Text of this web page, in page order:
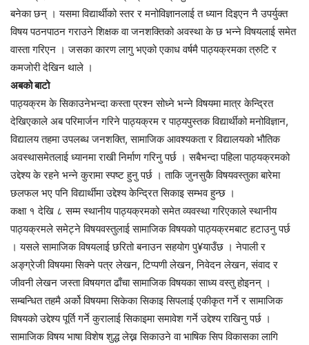
बनेका छन् । यसमा विद्यार्थीको स्तर र मनोविज्ञानलाई त ध्यान दिइएन नै उपर्युक्त
विषय पठनपाठन गराउने शिक्षक वा जनशक्तिको अवस्था के छ भन्ने विषयलाई समेत
वास्ता गरिएन । जसका कारण लागु भएको एकाध वर्षमै पाठ्यक्रमका त्रुटि र
कमजोरी देखिन थाले ।
अबको बाटो
पाठ्यक्रम के सिकाउनेभन्दा कस्ता प्रश्न सोध्ने भन्ने विषयमा मात्र केन्द्रित
देखिएकाले अब परिमार्जन गरिने पाठ्यक्रम र पाठ्यपुस्तक विद्यार्थीको मनोविज्ञान,
विद्यालय तहमा उपलब्ध जनशक्ति, सामाजिक आवश्यकता र विद्यालयको भौतिक
अवस्थासमेतलाई ध्यानमा राखी निर्माण गरिनु पर्छ । सबैभन्दा पहिला पाठ्यक्रमको
उद्देश्य के रहने भन्ने कुरामा स्पष्ट हुनु पर्छ । ताकि जुनसुकै विषयवस्तुका बारेमा
छलफल भए पनि विद्यार्थीमा उद्देश्य केन्द्रित सिकाइ सम्भव हुन्छ ।
कक्षा १ देखि ८ सम्म स्थानीय पाठ्यक्रमको समेत व्यवस्था गरिएकाले स्थानीय
पाठ्यक्रमले समेट्ने विषयवस्तुलाई सामाजिक विषयको पाठ्यक्रमबाट हटाउनु पर्छ
। यसले सामाजिक विषयलाई छरितो बनाउन सहयोग पु¥याउँछ । नेपाली र
अङ्ग्रेजी विषयमा सिक्ने पत्र लेखन, टिप्पणी लेखन, निवेदन लेखन, संवाद र
जीवनी लेखन जस्ता विषयगत ढाँचा सामाजिक विषयका साध्य वस्तु होइनन् ।
सम्बन्धित तहमै अर्को विषयमा सिकेका सिकाइ सिपलाई एकीकृत गर्ने र सामाजिक
विषयको उद्देश्य पूर्ति गर्ने कुरालाई सिकाइमा समावेश गर्ने उद्देश्य राखिनु पर्छ ।
सामाजिक विषय भाषा विशेष शुद्ध लेख्न सिकाउने वा भाषिक सिप विकासका लागि